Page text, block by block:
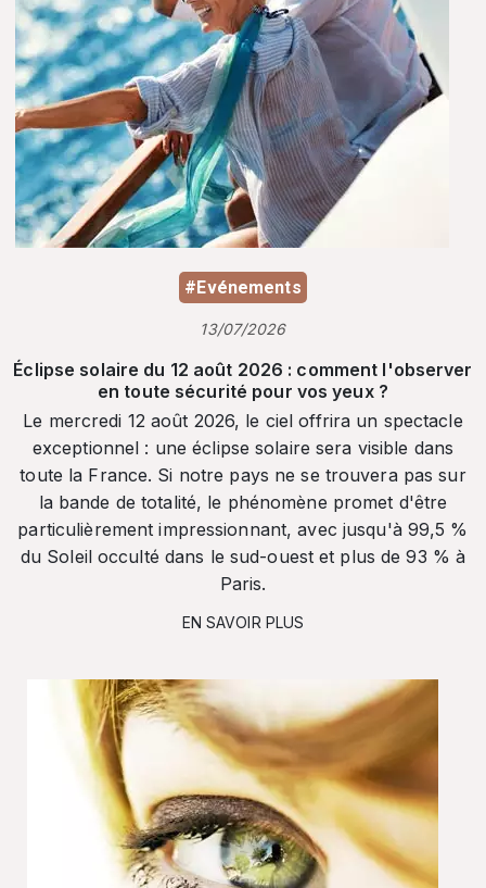
#Evénements
13/07/2026
Éclipse solaire du 12 août 2026 : comment l'observer
en toute sécurité pour vos yeux ?
Le mercredi 12 août 2026, le ciel offrira un spectacle
exceptionnel : une éclipse solaire sera visible dans
toute la France. Si notre pays ne se trouvera pas sur
la bande de totalité, le phénomène promet d'être
particulièrement impressionnant, avec jusqu'à 99,5 %
du Soleil occulté dans le sud-ouest et plus de 93 % à
Paris.
EN SAVOIR PLUS